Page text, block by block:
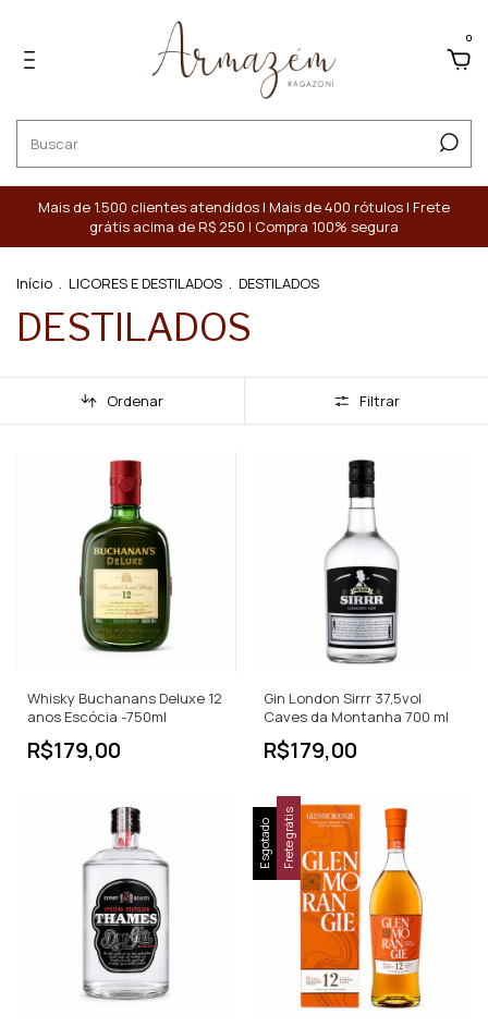
0
Mais de 1.500 clientes atendidos | Mais de 400 rótulos | Frete
grátis acima de R$ 250 | Compra 100% segura
Início . LICORES E DESTILADOS . DESTILADOS
DESTILADOS
Ordenar Filtrar
Whisky Buchanans Deluxe 12
anos Escócia -750ml
R$179,00
Gin London Sirrr 37,5vol
Caves da Montanha 700 ml
R$179,00
Esgotado Frete grátis